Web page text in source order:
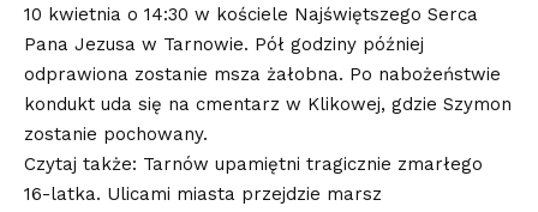
10 kwietnia o 14:30 w kościele Najświętszego Serca
Pana Jezusa w Tarnowie. Pół godziny później
odprawiona zostanie msza żałobna. Po nabożeństwie
kondukt uda się na cmentarz w Klikowej, gdzie Szymon
zostanie pochowany.
Czytaj także: Tarnów upamiętni tragicznie zmarłego
16-latka. Ulicami miasta przejdzie marsz